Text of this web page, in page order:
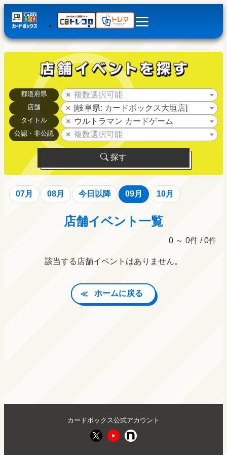
都道府県 複数選択可能
店舗 [岐阜県: カードボックス大垣店]
タイトル ウルトラマン カードゲーム
公認・非公認 複数選択可能
探す
07月 08月 今日以降 09月 10月
店舗イベント一覧
0 ～ 0件 / 0件
該当する店舗イベントはありません。
ホームに戻る
カードボックス公式アカウント